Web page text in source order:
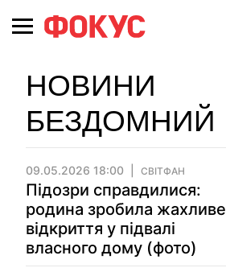
НОВИНИ
БЕЗДОМНИЙ
09.05.2026 18:00 СВІТФАН
Підозри справдилися:
родина зробила жахливе
відкриття у підвалі
власного дому (фото)